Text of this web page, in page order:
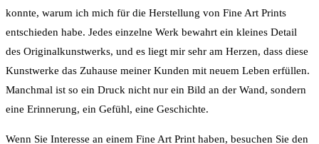
konnte, warum ich mich für die Herstellung von Fine Art Prints
entschieden habe. Jedes einzelne Werk bewahrt ein kleines Detail
des Originalkunstwerks, und es liegt mir sehr am Herzen, dass diese
Kunstwerke das Zuhause meiner Kunden mit neuem Leben erfüllen.
Manchmal ist so ein Druck nicht nur ein Bild an der Wand, sondern
eine Erinnerung, ein Gefühl, eine Geschichte.
Wenn Sie Interesse an einem Fine Art Print haben, besuchen Sie den